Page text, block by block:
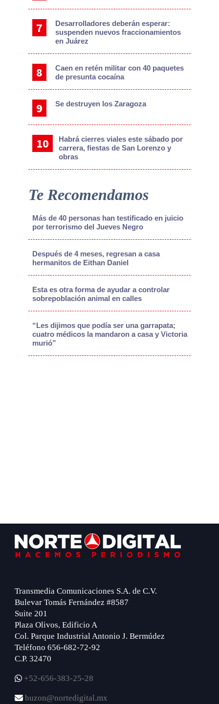
Desarrolladores deberán esperar:
suspenden nuevos fraccionamientos
en Juárez
Caen en retén militar con 40 paquetes
de presunta cocaína
Se destruyen los Zaragoza
Habrá cierres viales este sábado por
carrera, fiestas de San Lorenzo y
obras
Te Recomendamos
Más de 40 personas han testificado en juicio
por terrorismo del Jueves Negro
Después de 4 meses, regresan a casa
hermanitos de Eithan Daniel
Esta es otra forma de ayudar a controlar
sobrepoblación animal en calles
“Les dijimos que podía ser una garrapata;
cuatro médicos la mandaron a casa y Victoria
murió”
Footer
Transmedia Comunicaciones S.A. de C.V.
Bulevar Tomás Fernández #8587
Suite 201
Plaza Olivos, Edificio A
Col. Parque Industrial Antonio J. Bermúdez
Teléfono 656-682-72-92
C.P. 32470
+52-656-383-25-28
buzon@nortedigital.mx